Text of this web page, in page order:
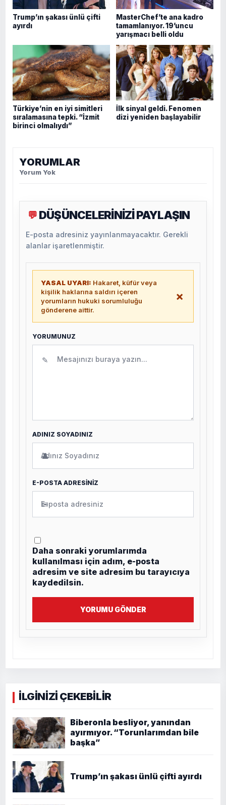
Trump’ın şakası ünlü çifti
ayırdı
MasterChef’te ana kadro
tamamlanıyor. 19’uncu
yarışmacı belli oldu
Türkiye’nin en iyi simitleri
sıralamasına tepki. “İzmit
birinci olmalıydı”
İlk sinyal geldi. Fenomen
dizi yeniden başlayabilir
YORUMLAR
Yorum Yok
💬 DÜŞÜNCELERİNİZİ PAYLAŞIN
E-posta adresiniz yayınlanmayacaktır. Gerekli
alanlar işaretlenmiştir.
YASAL UYARI: Hakaret, küfür veya
kişilik haklarına saldırı içeren
yorumların hukuki sorumluluğu
gönderene aittir.
×
YORUMUNUZ
✎
ADINIZ SOYADINIZ
👤
E-POSTA ADRESİNİZ
✉
Daha sonraki yorumlarımda
kullanılması için adım, e-posta
adresim ve site adresim bu tarayıcıya
kaydedilsin.
YORUMU GÖNDER
İLGİNİZİ ÇEKEBİLİR
Biberonla besliyor, yanından
ayırmıyor. “Torunlarımdan bile
başka”
Trump’ın şakası ünlü çifti ayırdı